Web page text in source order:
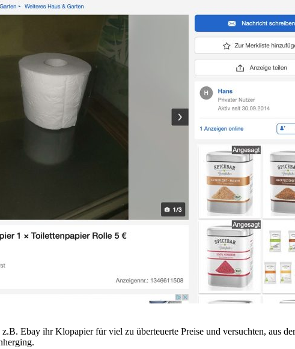
Ebay ihr Klopapier für viel zu überteuerte Preise und versuchten, aus